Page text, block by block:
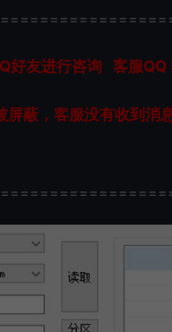
好友进行咨询 客服
蔽，客服没有收到消